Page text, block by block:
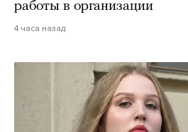
работы в организации
4 часа назад